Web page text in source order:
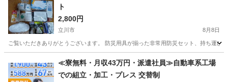
ト
2,800円
立川市 8月8日
ご覧いただきありがとうございます。 防災用具が揃った非常用防災セット、持ち運
その他
≪寮無料・月収43万円・派遣社員≫自動車系工場
での組立・加工・プレス 交替制